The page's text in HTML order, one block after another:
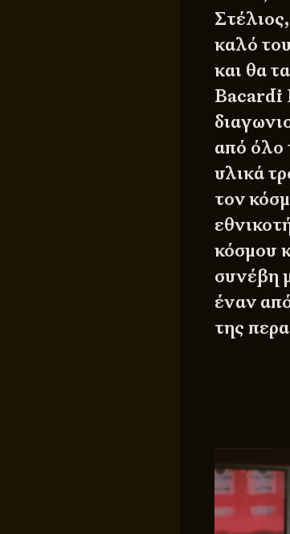
καλό
και θα
Bacardi
από όλο
υλικά
τον
κόσμου
συνέβη
έναν
της